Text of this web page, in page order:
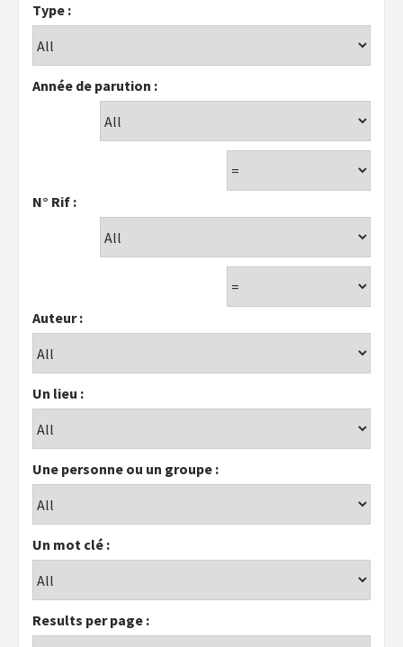
Type :
Année de parution :
N° Rif :
Auteur :
Un lieu :
Une personne ou un groupe :
Un mot clé :
Results per page :